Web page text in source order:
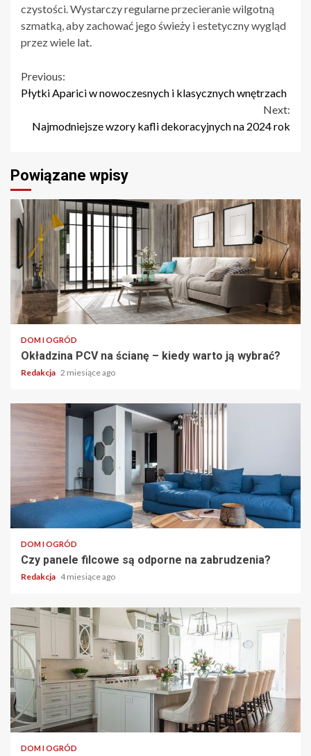
czystości. Wystarczy regularne przecieranie wilgotną
szmatką, aby zachować jego świeży i estetyczny wygląd
przez wiele lat.
Continue
Previous:
Płytki Aparici w nowoczesnych i klasycznych wnętrzach
Next:
Najmodniejsze wzory kafli dekoracyjnych na 2024 rok
Powiązane wpisy
DOM I OGRÓD
Okładzina PCV na ścianę – kiedy warto ją wybrać?
Redakcja 2 miesiące ago
DOM I OGRÓD
Czy panele filcowe są odporne na zabrudzenia?
Redakcja 4 miesiące ago
DOM I OGRÓD